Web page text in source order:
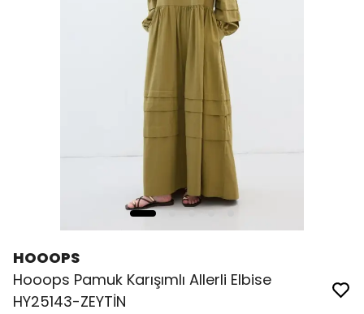
HOOOPS
Hooops Pamuk Karışımlı Allerli Elbise
HY25143-ZEYTİN